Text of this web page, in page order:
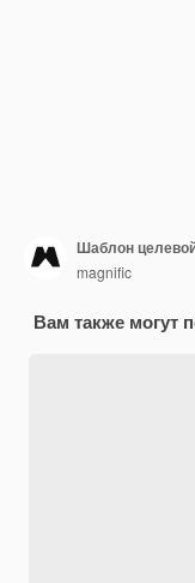
magnific
Вам также могут